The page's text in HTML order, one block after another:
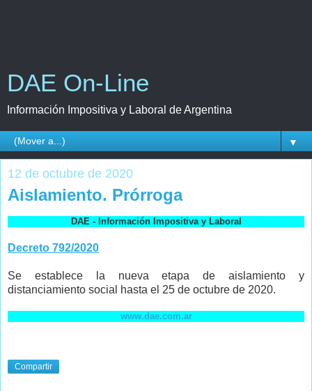
DAE On-Line
Información Impositiva y Laboral de Argentina
▼
12 de octubre de 2020
Aislamiento. Prórroga
DAE - Información Impositiva y Laboral
Decreto 792/2020
Se establece la nueva etapa de aislamiento y
distanciamiento social hasta el 25 de octubre de 2020.
www.dae.com.ar
Compartir